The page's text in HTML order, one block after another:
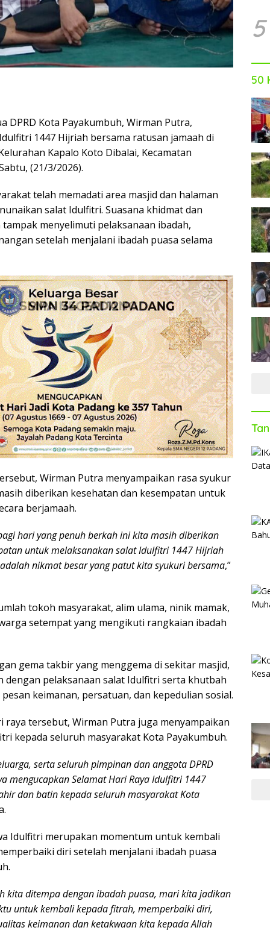
DPRD Kota Payakumbuh, Wirman Putra,
1447 Hijriah bersama ratusan jamaah di
Kapalo Koto Dibalai, Kecamatan
(21/3/2026).
telah memadati area masjid dan halaman
salat Idulfitri. Suasana khidmat dan
menyelimuti pelaksanaan ibadah,
setelah menjalani ibadah puasa selama
Wirman Putra menyampaikan rasa syukur
diberikan kesehatan dan kesempatan untuk
berjamaah.
hari yang penuh berkah ini kita masih diberikan
untuk melaksanakan salat Idulfitri 1447 Hijriah
nikmat besar yang patut kita syukuri bersama,”
tokoh masyarakat, alim ulama, ninik mamak,
setempat yang mengikuti rangkaian ibadah
gema takbir yang menggema di sekitar masjid,
dengan pelaksanaan salat Idulfitri serta khutbah
keimanan, persatuan, dan kepedulian sosial.
raya tersebut, Wirman Putra juga menyampaikan
kepada seluruh masyarakat Kota Payakumbuh.
serta seluruh pimpinan dan anggota DPRD
mengucapkan Selamat Hari Raya Idulfitri 1447
dan batin kepada seluruh masyarakat Kota
Idulfitri merupakan momentum untuk kembali
diri setelah menjalani ibadah puasa
kita ditempa dengan ibadah puasa, mari kita jadikan
untuk kembali kepada fitrah, memperbaiki diri,
keimanan dan ketakwaan kita kepada Allah
5
50